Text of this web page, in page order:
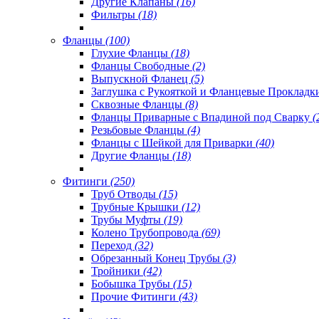
Фильтры (18)
Фланцы (100)
Глухие Фланцы (18)
Фланцы Свободные (2)
Выпускной Фланец (5)
Заглушка с Рукояткой и Фланцевые
Сквозные Фланцы (8)
Фланцы Приварные с Впадиной под Сварку
Резьбовые Фланцы (4)
Фланцы с Шейкой для Приварки (40)
Другие Фланцы (18)
Фитинги (250)
Труб Отводы (15)
Трубные Крышки (12)
Трубы Муфты (19)
Колено Трубопровода (69)
Переход (32)
Обрезанный Конец Трубы (3)
Тройники (42)
Бобышка Трубы (15)
Прочие Фитинги (43)